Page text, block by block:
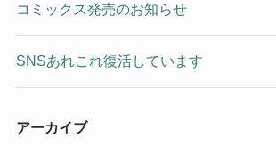
コミックス発売のお知らせ
SNSあれこれ復活しています
アーカイブ